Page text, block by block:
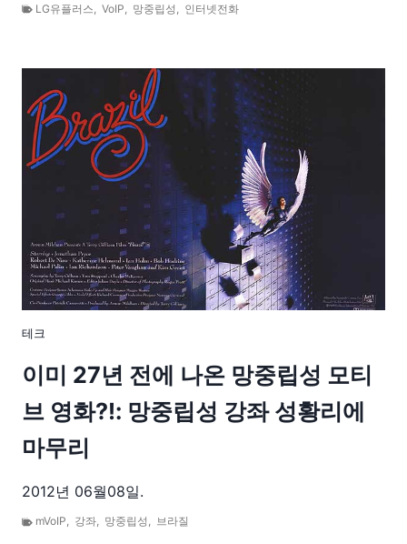
LG유플러스 VoIP 망중립성 인터넷전화
테크
이미 27년 전에 나온 망중립성 모티
브 영화?!: 망중립성 강좌 성황리에
마무리
2012년 06월08일.
mVoIP, 강좌, 망중립성 , 브라질